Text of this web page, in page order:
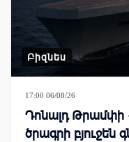
Բիզնես
17:00 06/08/26
Դոնալդ Թրամփի
ծրագրի բյուջեն